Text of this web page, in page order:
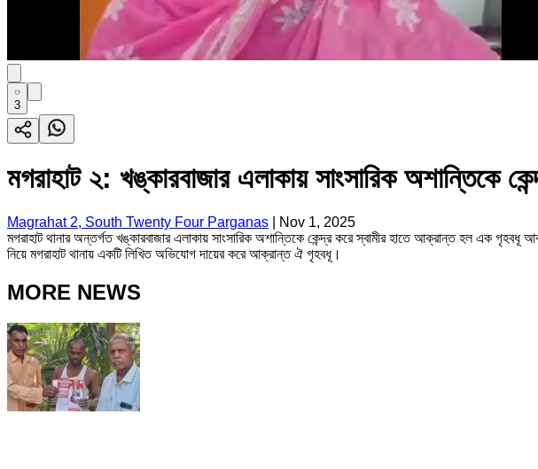
3
মগরাহাট ২: খঙ্কারবাজার এলাকায় সাংসারিক অশান্তিকে
Magrahat 2, South Twenty Four Parganas
Nov 1, 2025
মগরাহাট থানার অন্তর্গত খঙ্কারবাজার এলাকায় সাংসারিক অশান্তিকে কেন্দ্র করে স্বামীর হাতে আক্রান্ত হল এক
নিয়ে মগরাহাট থানায় একটি লিখিত অভিযোগ দায়ের করে আক্রান্ত ঐ গৃহবধূ।
MORE NEWS